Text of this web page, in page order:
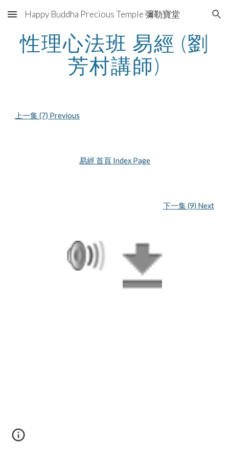
Skip to main content Skip to navigation
Happy Buddha Precious Temple 彌勒寶堂
性理心法班 易經 (劉
芳村講師)
上一集 (7) Previous
易經 首頁 Index Page
下一集 (9) Next